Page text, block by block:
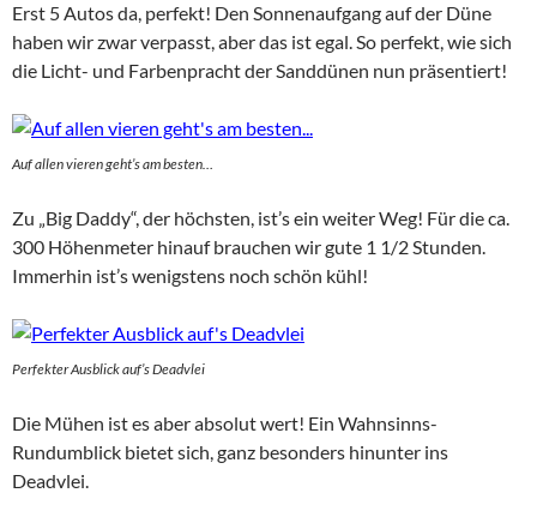
Erst 5 Autos da, perfekt! Den Sonnenaufgang auf der Düne
haben wir zwar verpasst, aber das ist egal. So perfekt, wie sich
die Licht- und Farbenpracht der Sanddünen nun präsentiert!
Auf allen vieren geht’s am besten…
Zu „Big Daddy“, der höchsten, ist’s ein weiter Weg! Für die ca.
300 Höhenmeter hinauf brauchen wir gute 1 1/2 Stunden.
Immerhin ist’s wenigstens noch schön kühl!
Perfekter Ausblick auf’s Deadvlei
Die Mühen ist es aber absolut wert! Ein Wahnsinns-
Rundumblick bietet sich, ganz besonders hinunter ins
Deadvlei.